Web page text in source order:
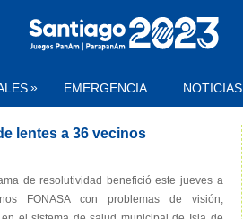
» EMERGENCIA NOTICIAS
lentes a 36 vecinos
de resolutividad benefició este jueves a
FONASA con problemas de visión,